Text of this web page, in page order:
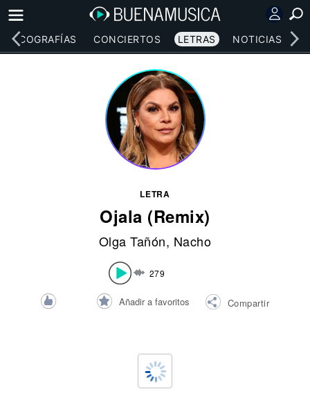
DISCOGRAFÍAS CONCIERTOS LETRAS NOTICIAS
LETRA
Ojala (Remix)
Olga Tañón, Nacho
279
Añadir a favoritos Compartir